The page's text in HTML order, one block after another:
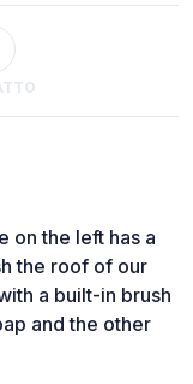
on the left has a
the roof of our
a built-in brush
and the other